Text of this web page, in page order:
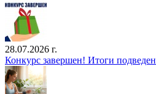
28.07.2026 г.
Конкурс завершен! Итоги